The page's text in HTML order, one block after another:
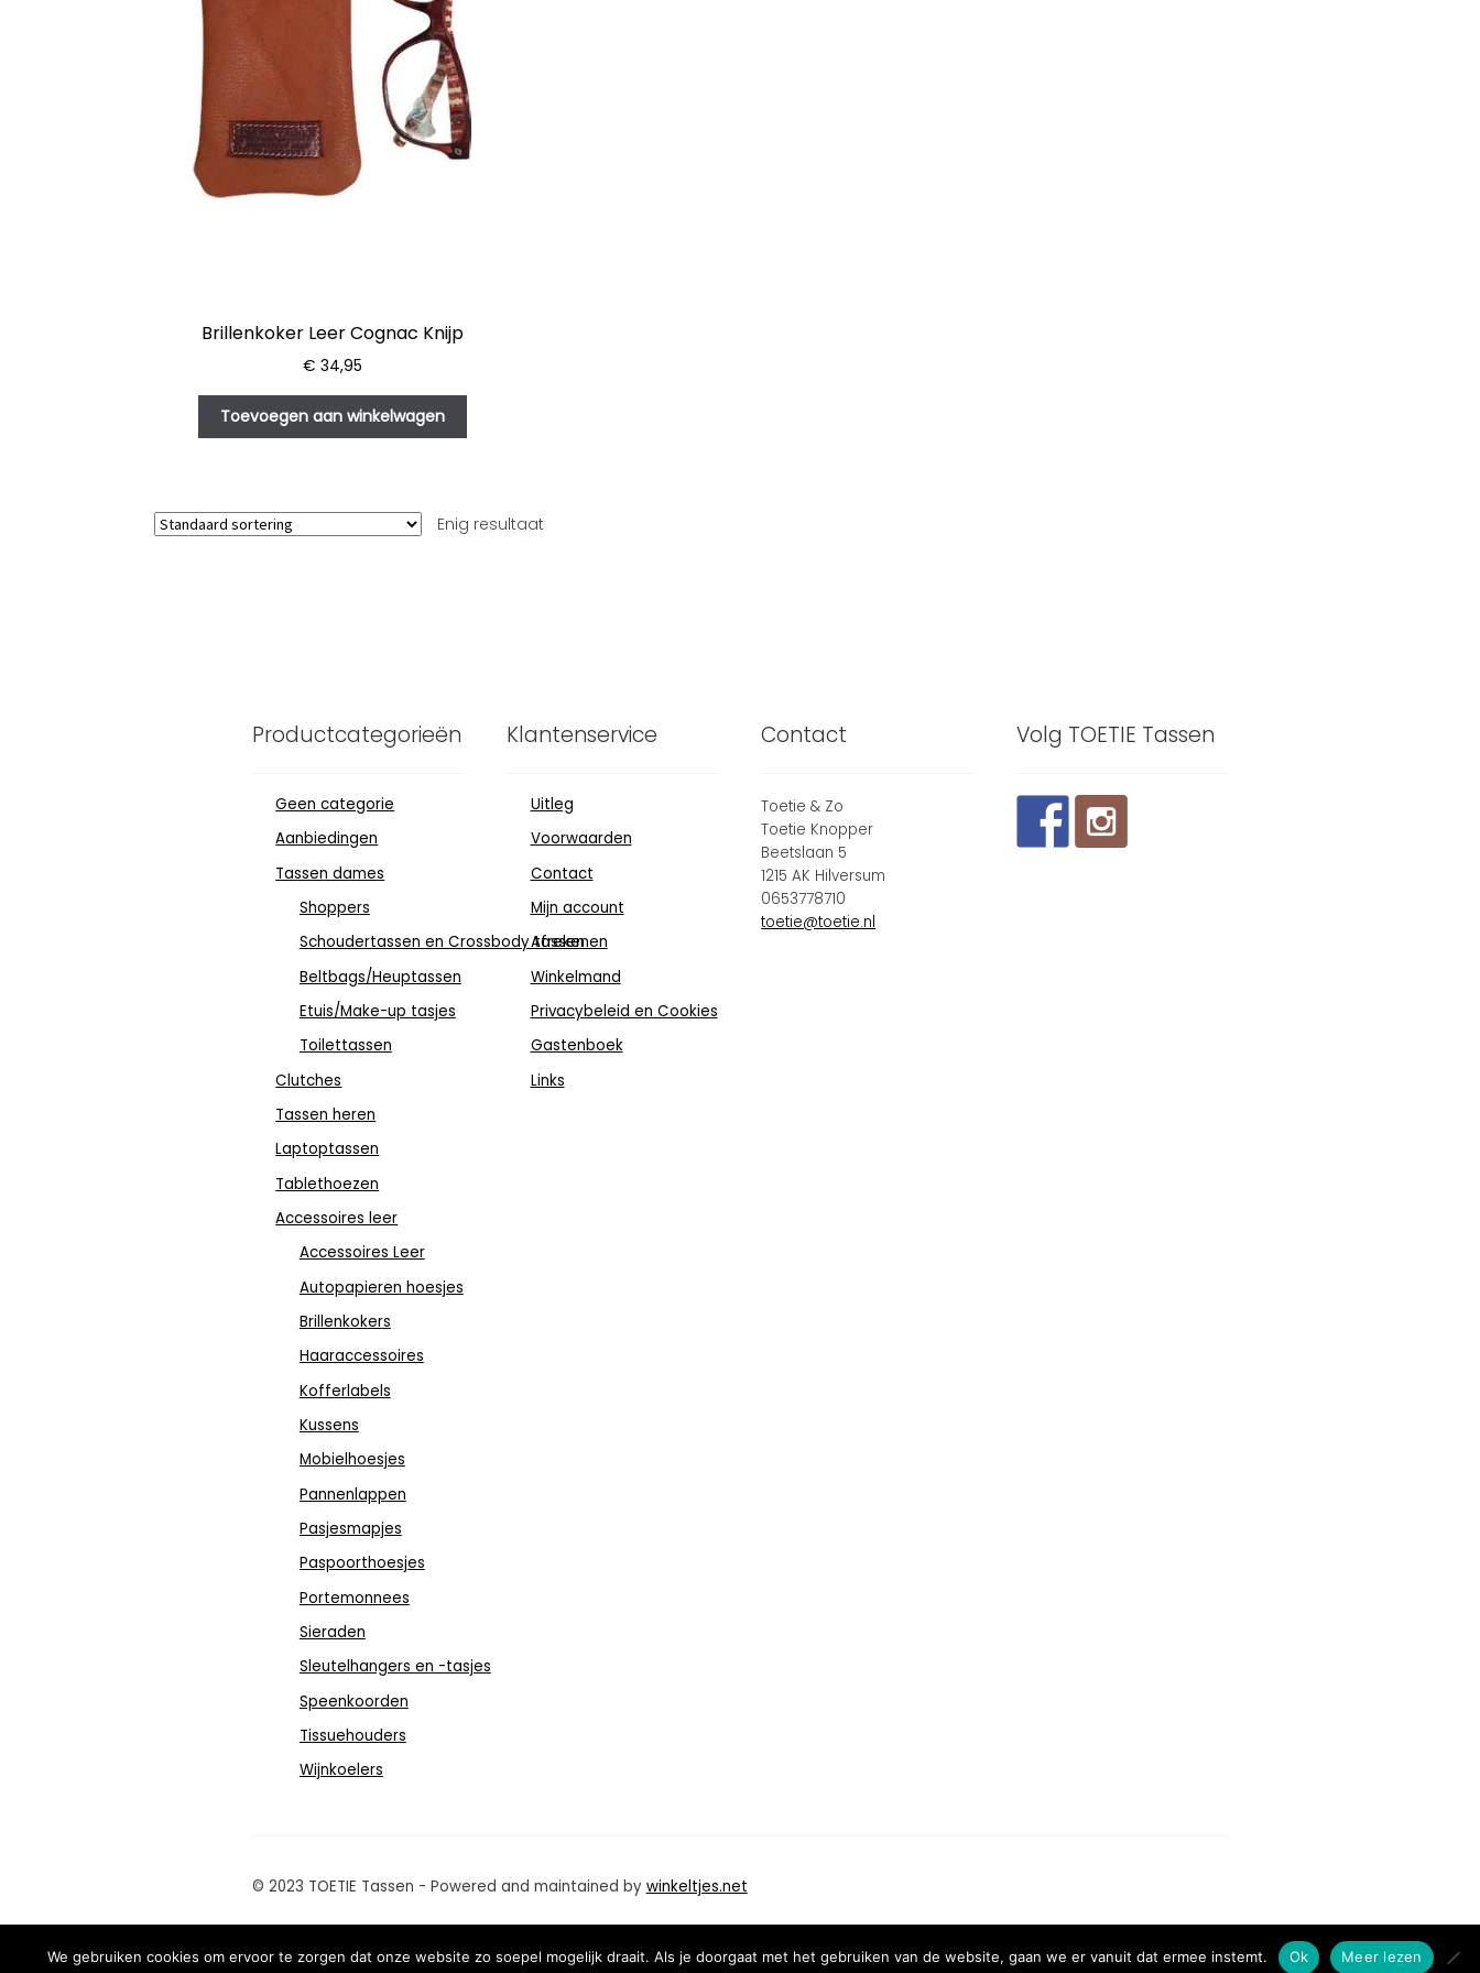
Brillenkoker Leer Cognac Knijp
€ 34,95
Toevoegen aan winkelwagen
Enig resultaat
Productcategorieën
Geen categorie
Aanbiedingen
Tassen dames
Shoppers
Schoudertassen en Crossbody tassen
Beltbags/Heuptassen
Etuis/Make-up tasjes
Toilettassen
Clutches
Tassen heren
Laptoptassen
Tablethoezen
Accessoires leer
Accessoires Leer
Autopapieren hoesjes
Brillenkokers
Haaraccessoires
Kofferlabels
Kussens
Mobielhoesjes
Pannenlappen
Pasjesmapjes
Paspoorthoesjes
Portemonnees
Sieraden
Sleutelhangers en -tasjes
Speenkoorden
Tissuehouders
Wijnkoelers
Klantenservice
Uitleg
Voorwaarden
Contact
Mijn account
Afrekenen
Winkelmand
Privacybeleid en Cookies
Gastenboek
Links
Contact
Toetie & Zo
Toetie Knopper
Beetslaan 5
1215 AK Hilversum
0653778710
toetie@toetie.nl
Volg TOETIE Tassen
© 2023 TOETIE Tassen - Powered and maintained by winkeltjes.net
We gebruiken cookies om ervoor te zorgen dat onze website zo soepel mogelijk draait. Als je doorgaat met het gebruiken van de website, gaan we er vanuit dat ermee instemt. Ok Meer lezen